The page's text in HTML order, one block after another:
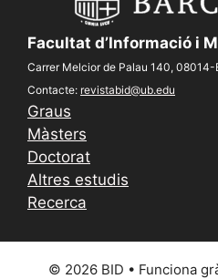
Facultat d’Informació i
Carrer Melcior de Palau 140, 08014-
Contacte: revistabid@ub.edu
Graus
Màsters
Doctorat
Altres estudis
Recerca
© 2026 BID • Funciona